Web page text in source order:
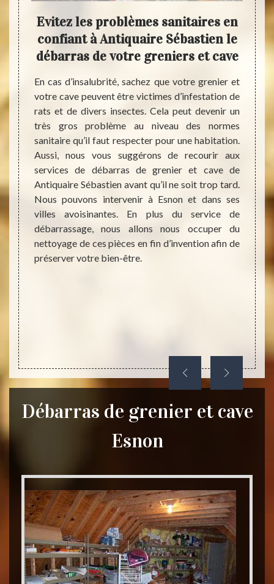
très
un
de
vous
le tri
à ce
de
d’en
Evitez les problèmes sanitaires en
confiant à Antiquaire Sébastien le
débarras de votre greniers et cave
En cas d’insalubrité, sachez que votre grenier et
votre cave peuvent être victimes d’infestation de
rats et de divers insectes. Cela peut devenir un
très gros problème au niveau des normes
sanitaire qu’il faut respecter pour une habitation.
Aussi, nous vous suggérons de recourir aux
services de débarras de grenier et cave de
Antiquaire Sébastien avant qu’il ne soit trop tard.
Nous pouvons intervenir à Esnon et dans ses
villes avoisinantes. En plus du service de
débarrassage, nous allons nous occuper du
nettoyage de ces pièces en fin d’invention afin de
préserver votre bien-être.
de la
coût
:
se
faire
Nos
Débarras de grenier et cave
Esnon